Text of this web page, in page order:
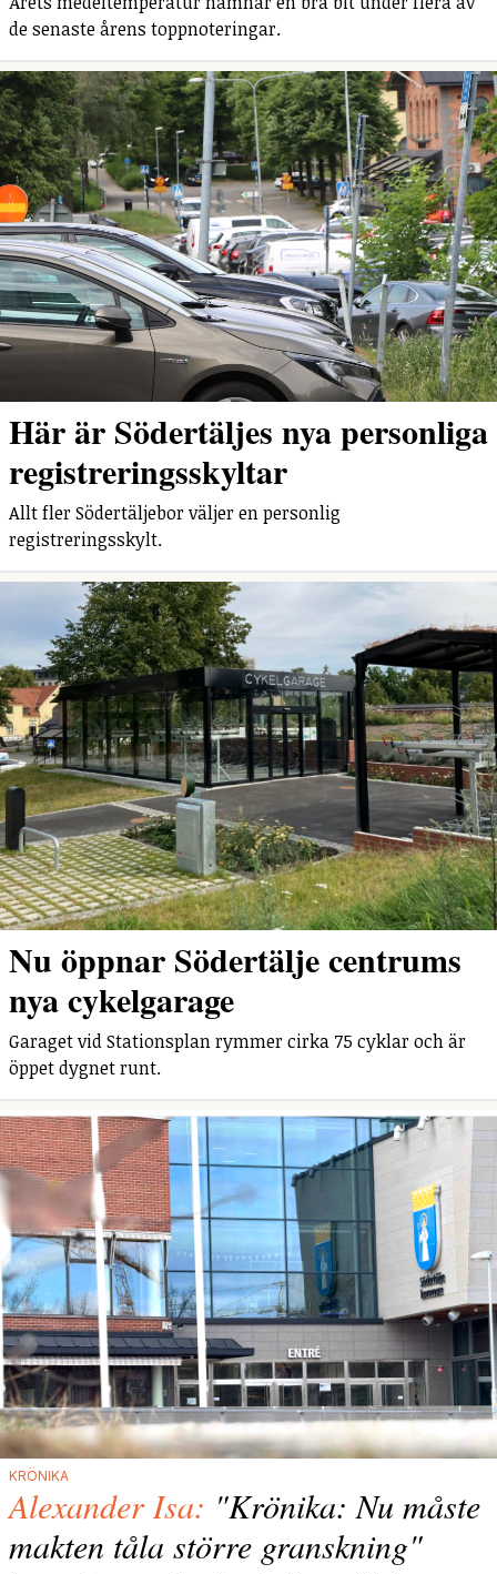
de senaste årens toppnoteringar.
Här är Södertäljes nya personliga
registreringsskyltar
Allt fler Södertäljebor väljer en personlig
registreringsskylt.
Nu öppnar Södertälje centrums
nya cykelgarage
Garaget vid Stationsplan rymmer cirka 75 cyklar och är
öppet dygnet runt.
KRÖNIKA
Alexander Isa: "Krönika: Nu måste
makten tåla större granskning"